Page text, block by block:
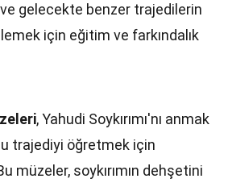
ve gelecekte benzer trajedilerin
için eğitim ve farkındalık
, Yahudi Soykırımı'nı anmak
trajediyi öğretmek için
müzeler, soykırımın dehşetini